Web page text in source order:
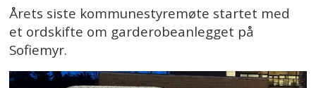
Årets siste kommunestyremøte startet med
et ordskifte om garderobeanlegget på
Sofiemyr.